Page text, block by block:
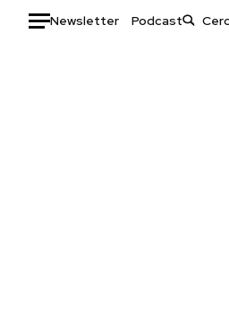
Newsletter Podcast